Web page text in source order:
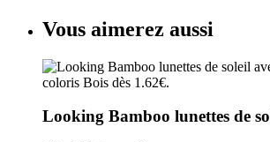
Vous aimerez aussi
Looking Bamboo lunettes de